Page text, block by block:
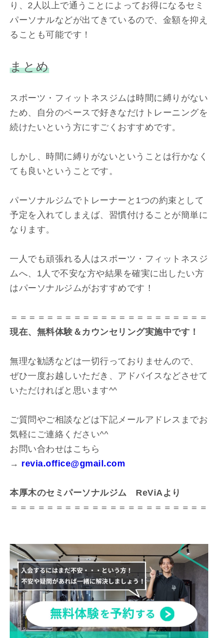
り、2人以上で通うことによってお得になるセミ
パーソナルなどが出てきているので、金額を抑え
ることも可能です！
まとめ
スポーツ・フィットネスジムは時間に縛りがない
ため、自分のペースで好きなだけトレーニングを
続けたいという方にすごくおすすめです。
しかし、時間に縛りがないということは行かなく
ても良いということです。
パーソナルジムでトレーナーと1つの約束として
予定を入れてしまえば、習慣付けることが簡単に
なります。
一人でも頑張れる人はスポーツ・フィットネスジ
ムへ、1人で不安な方や結果を確実に出したい方
はパーソナルジムがおすすめです！
＝＝＝＝＝＝＝＝＝＝＝＝＝＝＝＝＝＝＝＝＝＝
現在、無料体験＆カウンセリング実施中です！
無理な勧誘などは一切行っておりませんので、
ぜひ一度お越しいただき、アドバイスなどさせて
いただければと思います^^
ご質問やご相談などは下記メールアドレスまでお
気軽にご連絡ください^^
お問い合わせはこちら
→ revia.office@gmail.com
本厚木のセミパーソナルジム ReViAより
＝＝＝＝＝＝＝＝＝＝＝＝＝＝＝＝＝＝＝＝＝＝